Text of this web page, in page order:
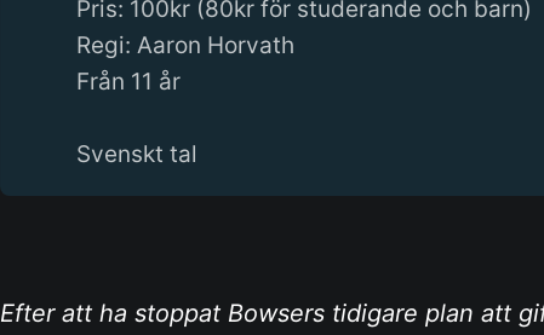
Pris: 100kr (80kr för studerande och barn)
Regi: Aaron Horvath
Från 11 år
Svenskt tal
Efter att ha stoppat Bowsers tidigare plan att